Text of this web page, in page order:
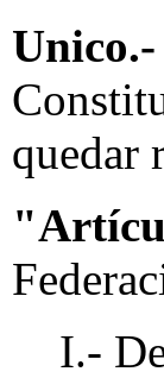
quedar
I.-